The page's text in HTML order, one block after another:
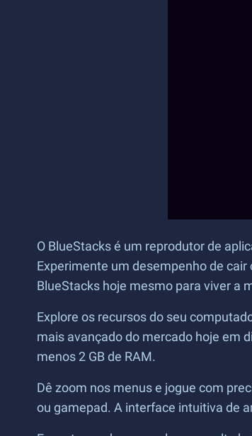
O BlueStacks é um reprodutor de
Experimente um desempenho de
BlueStacks hoje mesmo para viver a
Explore os recursos do seu
mais avançado do mercado hoje em
menos 2 GB de RAM.
Dê zoom nos menus e jogue com
ou gamepad. A interface intuitiva de